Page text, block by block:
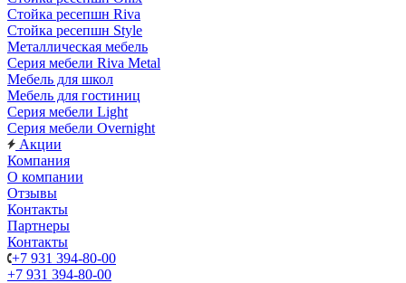
Стойка ресепшн Riva
Стойка ресепшн Style
Металлическая мебель
Серия мебели Riva Metal
Мебель для школ
Мебель для гостиниц
Серия мебели Light
Серия мебели Overnight
Акции
Компания
О компании
Отзывы
Контакты
Партнеры
Контакты
+7 931 394-80-00
+7 931 394-80-00